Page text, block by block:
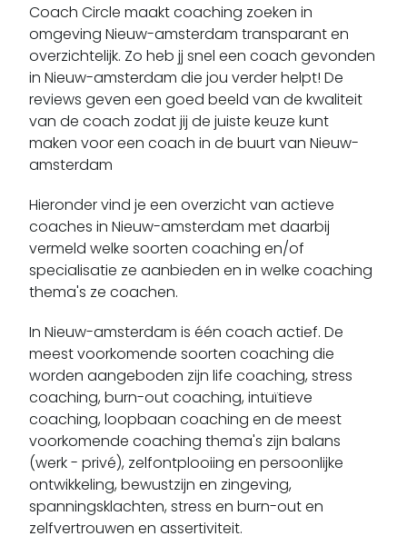
Coevorden
Dalen
Dalerpeel
Dalerveen
Darp
De Groeve
De Kiel
De Punt
De Schiphorst
De Wijk
De Wolden
Diever
Dieverbrug
Diphoorn
Doldersum
Donderen
Drijber
Drogteropslagen
Drouwen
Coach Circle maakt coaching zoeken in
omgeving Nieuw-amsterdam transparant en
overzichtelijk. Zo heb jj snel een coach gevonden
in Nieuw-amsterdam die jou verder helpt! De
reviews geven een goed beeld van de kwaliteit
van de coach zodat jij de juiste keuze kunt
maken voor een coach in de buurt van Nieuw-
amsterdam
Hieronder vind je een overzicht van actieve
coaches in Nieuw-amsterdam met daarbij
vermeld welke soorten coaching en/of
specialisatie ze aanbieden en in welke coaching
thema's ze coachen.
In Nieuw-amsterdam is één coach actief. De
meest voorkomende soorten coaching die
worden aangeboden zijn life coaching, stress
coaching, burn-out coaching, intuïtieve
coaching, loopbaan coaching en de meest
voorkomende coaching thema's zijn balans
(werk - privé), zelfontplooiing en persoonlijke
ontwikkeling, bewustzijn en zingeving,
spanningsklachten, stress en burn-out en
zelfvertrouwen en assertiviteit.